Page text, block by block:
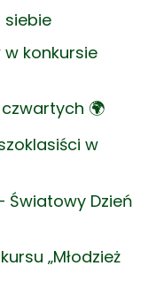
siebie
konkursie
🌍
w
Światowy Dzień
„Młodzież